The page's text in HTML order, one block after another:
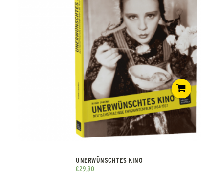
UNERWÜNSCHTES KINO
€29,90